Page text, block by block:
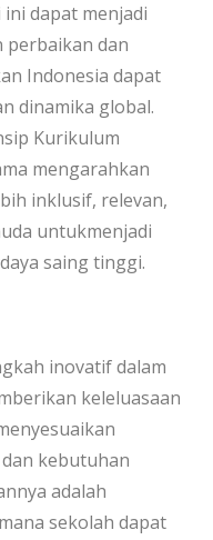
dapat menjadi
perbaikan dan
Indonesia dapat
dinamika global.
Kurikulum
mengarahkan
inklusif, relevan,
untukmenjadi
saing tinggi.
inovatif dalam
keleluasaan
kebutuhan
adalah
sekolah dapat